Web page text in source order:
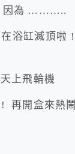
因為 ………..
浴缸滅頂
上飛輪機
再開盒來熱